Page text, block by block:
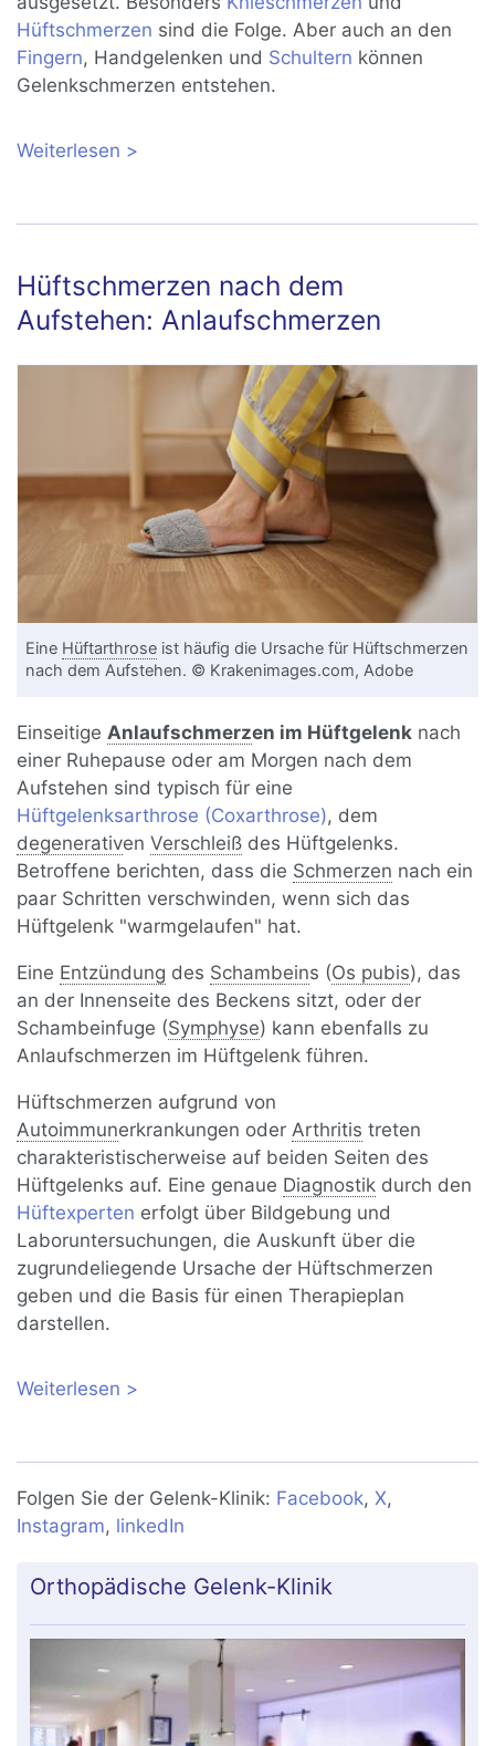
Hüftschmerzen sind die Folge. Aber auch an den
Fingern, Handgelenken und Schultern können
Gelenkschmerzen entstehen.
Weiterlesen über Gelenkschmerzen: Ursachen,
Hüftschmerzen nach dem
Aufstehen: Anlaufschmerzen
Eine Hüftarthrose ist häufig die Ursache für Hüftschmerzen
nach dem Aufstehen. © Krakenimages.com, Adobe
EinseitigeAnlaufschmerzen im Hüftgelenk nach
einer Ruhepause oder am Morgen nach dem
Aufstehen sind typisch für eine
Hüftgelenksarthrose (Coxarthrose), dem
degenerativenVerschleiß des Hüftgelenks.
Betroffene berichten, dass die Schmerzen nach ein
paar Schritten verschwinden, wenn sich das
Hüftgelenk "warmgelaufen" hat.
Eine Entzündung des Schambeins (Os pubis), das
an der Innenseite des Beckens sitzt, oder der
Schambeinfuge (Symphyse) kann ebenfalls zu
Anlaufschmerzen im Hüftgelenk führen.
Hüftschmerzen aufgrund von
Autoimmunerkrankungen oderArthritis treten
charakteristischerweise auf beiden Seiten des
Hüftgelenks auf. Eine genaue Diagnostik durch den
Hüftexperten erfolgt über Bildgebung und
Laboruntersuchungen, die Auskunft über die
zugrundeliegende Ursache der Hüftschmerzen
geben und die Basis für einen Therapieplan
darstellen.
Weiterlesen über Hüftschmerzen nach dem
Folgen Sie der Gelenk-Klinik: Facebook,X,
Instagram, linkedIn
Orthopädische Gelenk-Klinik